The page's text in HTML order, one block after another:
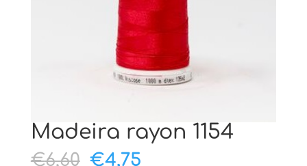
Madeira rayon 1154
€6,60 Oorspronkelijke
€4,75Huidige